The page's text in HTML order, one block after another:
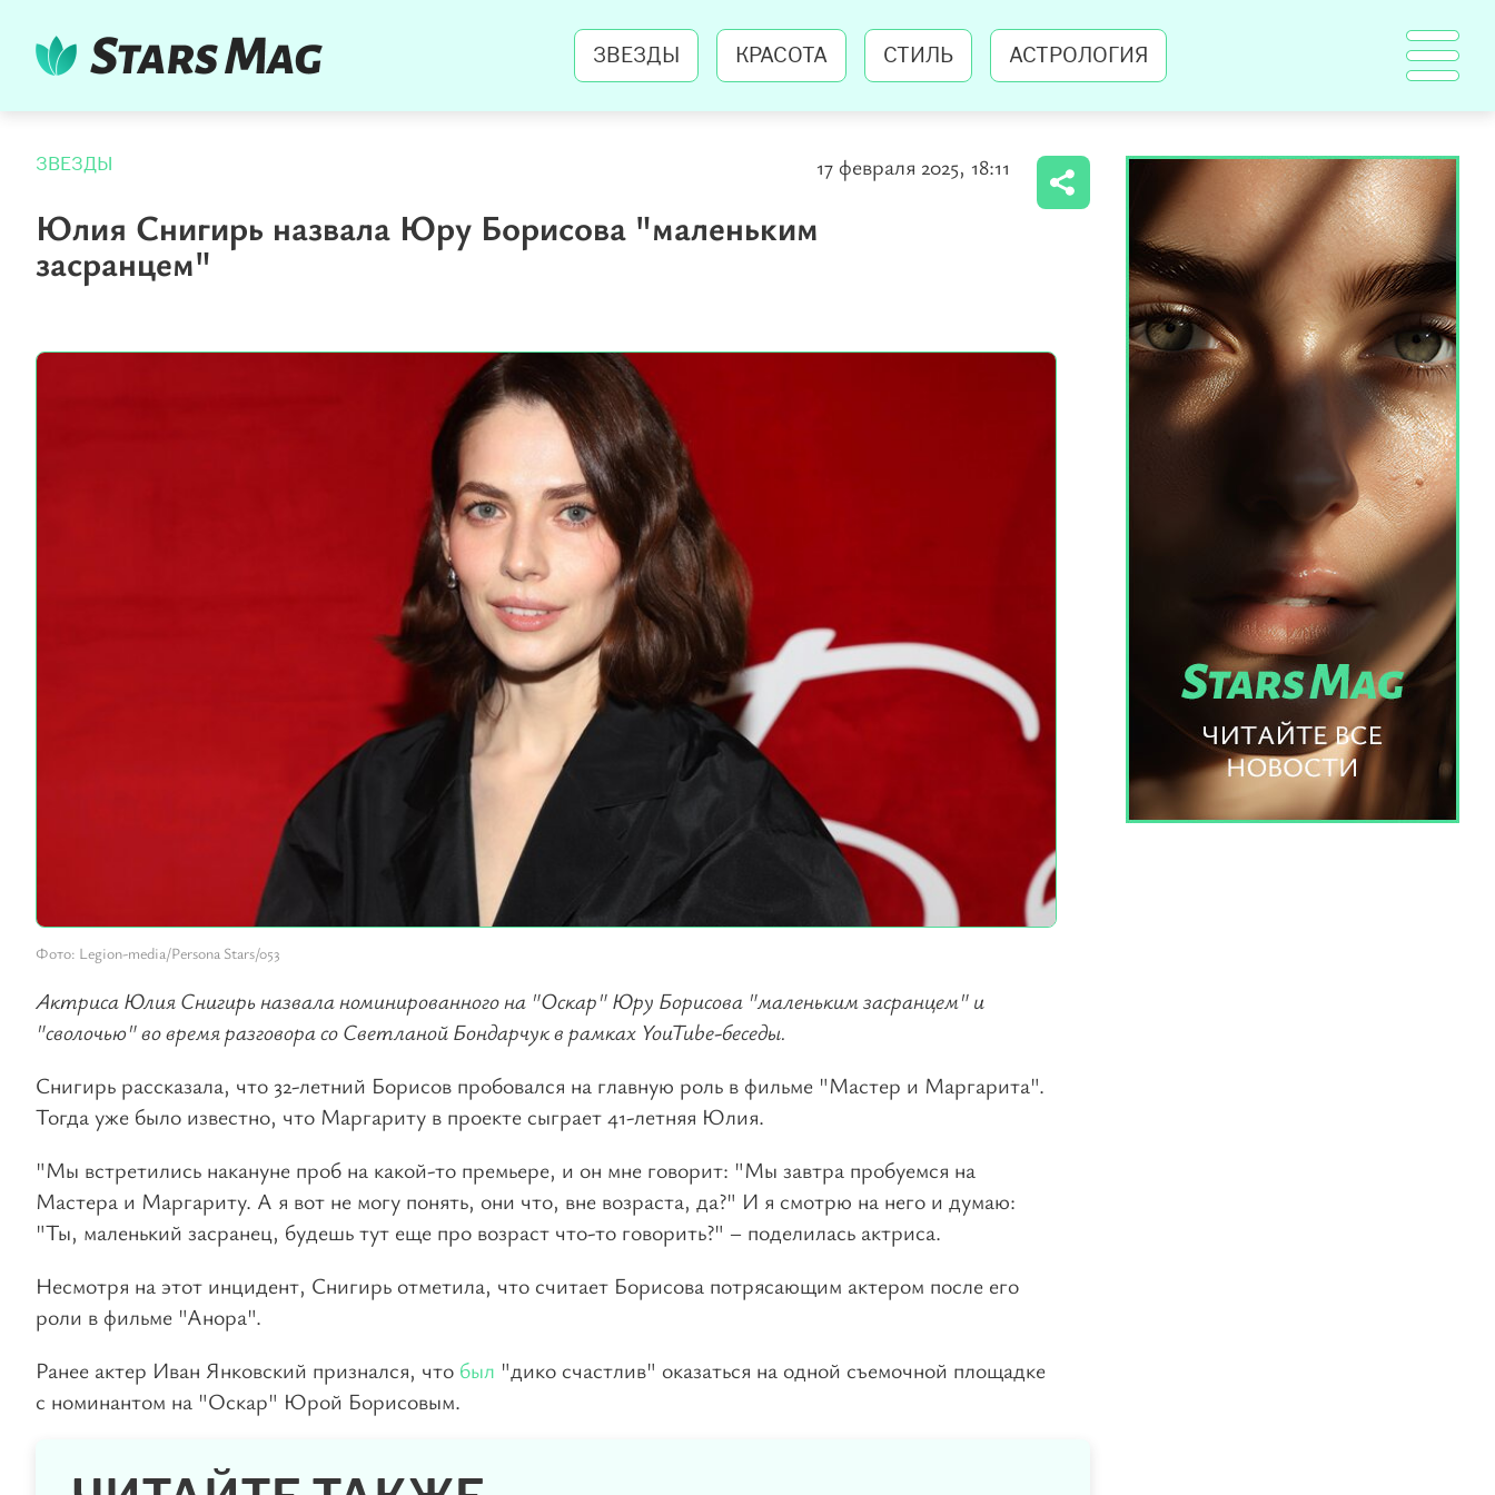
ЗВЕЗДЫ КРАСОТА СТИЛЬ АСТРОЛОГИЯ
ЗВЕЗДЫ 17 февраля 2025, 18:11
Юлия Снигирь назвала Юру Борисова "маленьким
засранцем"
Фото: Legion-media/Persona Stars/053
Актриса Юлия Снигирь назвала номинированного на "Оскар" Юру Борисова "маленьким засранцем" и
"сволочью" во время разговора со Светланой Бондарчук в рамках YouTube-беседы.
Снигирь рассказала, что 32-летний Борисов пробовался на главную роль в фильме "Мастер и Маргарита".
Тогда уже было известно, что Маргариту в проекте сыграет 41-летняя Юлия.
"Мы встретились накануне проб на какой-то премьере, и он мне говорит: "Мы завтра пробуемся на
Мастера и Маргариту. А я вот не могу понять, они что, вне возраста, да?" И я смотрю на него и думаю:
"Ты, маленький засранец, будешь тут еще про возраст что-то говорить?" – поделилась актриса.
Несмотря на этот инцидент, Снигирь отметила, что считает Борисова потрясающим актером после его
роли в фильме "Анора".
Ранее актер Иван Янковский признался, что был "дико счастлив" оказаться на одной съемочной площадке
с номинантом на "Оскар" Юрой Борисовым.